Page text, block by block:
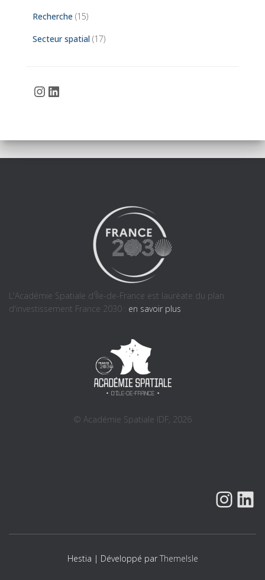
Recherche (15)
Secteur spatial (17)
InstagramLinkedIn
L'Académie Spatiale d'Île-de-France est lauréate du plan
d'investissement France 2030 : en savoir plus
© Académie Spatiale IDF, 2026
INSTAGRAM
Hestia | Développé par ThemeIsle